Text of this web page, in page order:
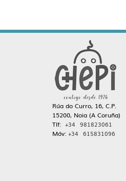
Rúa do Curro, 16, C.P.
15200, Noia (A Coruña)
Tlf: +34 981823061
Móv: +34 615831096